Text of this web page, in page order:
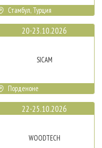
Стамбул, Турция
20-23.10.2026
SICAM
Порденоне
22-25.10.2026
WOODTECH